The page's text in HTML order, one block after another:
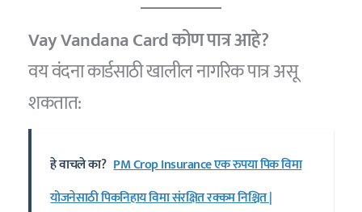
Vay Vandana Card कोण पात्र आहे?
वय वंदना कार्डसाठी खालील नागरिक पात्र असू
शकतात:
हे वाचले का? PM Crop Insurance एक रुपया पिक विमा
योजनेसाठी पिकनिहाय विमा संरक्षित रक्कम निश्चित |